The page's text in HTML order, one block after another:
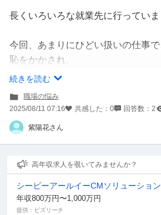
長くいろいろな就業先に行っていま
今回、あまりにひどい扱いの仕事で
恥をかかされ、
どうしても気持ちがおさまらなかっ
レビューに
本当の事を書き、2度と入りたくな
書き残してしまいました。
けれど、掲載されませんでした。
真実でも
悪いレビューはやはり、載らない
続きを読む
職場の悩み
2025/08/11 07:16
共感した： 0 回答数： 2
紫陽花さん
高年収求人を覗いてみませんか？
シービーアールイーCMソリューショ
年収800万円〜1,000万円
提供：ビズリーチ